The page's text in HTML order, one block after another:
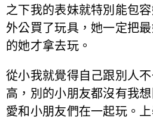
之下我的表妹就特別能包
外公買了玩具，她一定把
的她才拿去玩。
從小我就覺得自己跟別人
高，別的小朋友都沒有我
愛和小朋友們在一起玩。